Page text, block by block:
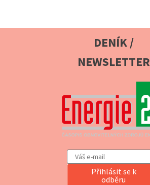
DENÍK /
NEWSLETTER
Přihlásit se k
odběru